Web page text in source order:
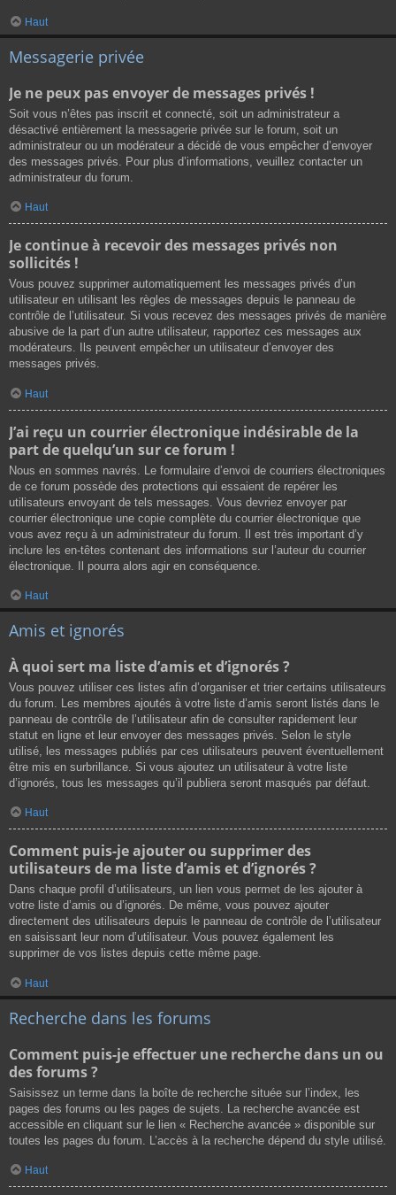
Haut
Messagerie privée
Je ne peux pas envoyer de messages privés !
Soit vous n’êtes pas inscrit et connecté, soit un administrateur a
désactivé entièrement la messagerie privée sur le forum, soit un
administrateur ou un modérateur a décidé de vous empêcher d’envoyer
des messages privés. Pour plus d’informations, veuillez contacter un
administrateur du forum.
Haut
Je continue à recevoir des messages privés non
sollicités !
Vous pouvez supprimer automatiquement les messages privés d’un
utilisateur en utilisant les règles de messages depuis le panneau de
contrôle de l’utilisateur. Si vous recevez des messages privés de manière
abusive de la part d’un autre utilisateur, rapportez ces messages aux
modérateurs. Ils peuvent empêcher un utilisateur d’envoyer des
messages privés.
Haut
J’ai reçu un courrier électronique indésirable de la
part de quelqu’un sur ce forum !
Nous en sommes navrés. Le formulaire d’envoi de courriers électroniques
de ce forum possède des protections qui essaient de repérer les
utilisateurs envoyant de tels messages. Vous devriez envoyer par
courrier électronique une copie complète du courrier électronique que
vous avez reçu à un administrateur du forum. Il est très important d’y
inclure les en-têtes contenant des informations sur l’auteur du courrier
électronique. Il pourra alors agir en conséquence.
Haut
Amis et ignorés
À quoi sert ma liste d’amis et d’ignorés ?
Vous pouvez utiliser ces listes afin d’organiser et trier certains utilisateurs
du forum. Les membres ajoutés à votre liste d’amis seront listés dans le
panneau de contrôle de l’utilisateur afin de consulter rapidement leur
statut en ligne et leur envoyer des messages privés. Selon le style
utilisé, les messages publiés par ces utilisateurs peuvent éventuellement
être mis en surbrillance. Si vous ajoutez un utilisateur à votre liste
d’ignorés, tous les messages qu’il publiera seront masqués par défaut.
Haut
Comment puis-je ajouter ou supprimer des
utilisateurs de ma liste d’amis et d’ignorés ?
Dans chaque profil d’utilisateurs, un lien vous permet de les ajouter à
votre liste d’amis ou d’ignorés. De même, vous pouvez ajouter
directement des utilisateurs depuis le panneau de contrôle de l’utilisateur
en saisissant leur nom d’utilisateur. Vous pouvez également les
supprimer de vos listes depuis cette même page.
Haut
Recherche dans les forums
Comment puis-je effectuer une recherche dans un ou
des forums ?
Saisissez un terme dans la boîte de recherche située sur l’index, les
pages des forums ou les pages de sujets. La recherche avancée est
accessible en cliquant sur le lien « Recherche avancée » disponible sur
toutes les pages du forum. L’accès à la recherche dépend du style utilisé.
Haut